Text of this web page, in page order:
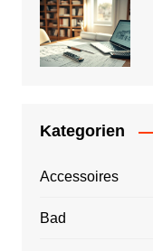
Kategorien
Accessoires
Bad